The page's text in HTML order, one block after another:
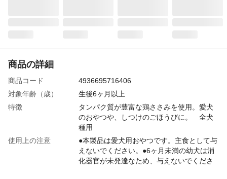
商品の詳細
商品コード
4936695716406
対象年齢（歳）
生後6ヶ月以上
特徴
タンパク質が豊富な鶏ささみを使用。愛犬
のおやつや、しつけのごほうびに。 全犬
種用
使用上の注意
●本製品は愛犬用おやつです。主食として与
えないでください。●6ヶ月未満の幼犬は消
化器官が未発達なため、与えないでくださ